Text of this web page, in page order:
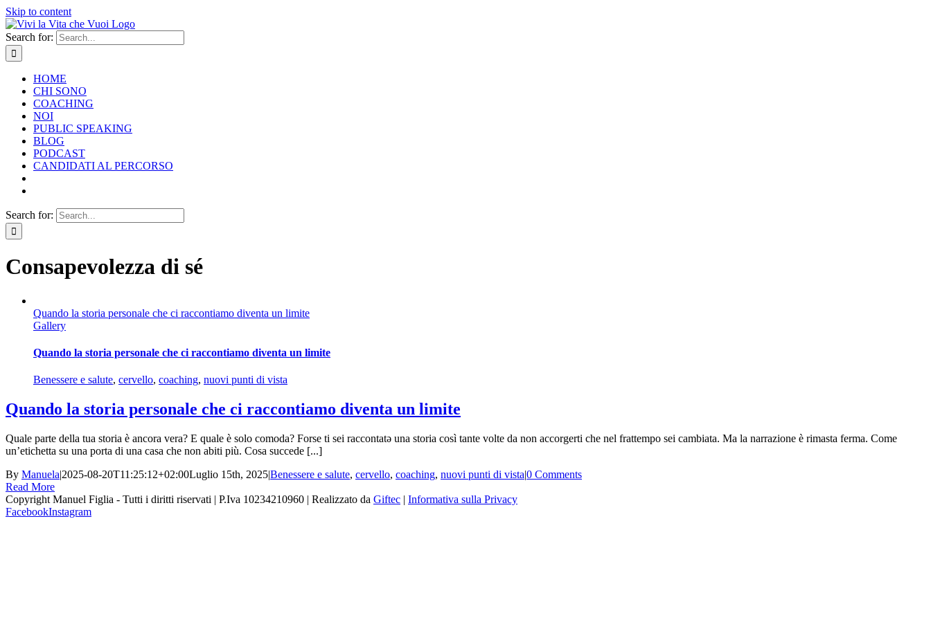
Skip to content
Search for:
HOME
CHI SONO
COACHING
NOI
PUBLIC SPEAKING
BLOG
PODCAST
CANDIDATI AL PERCORSO
Search for:
Consapevolezza di sé
Quando la storia personale che ci raccontiamo diventa un limite
Gallery
Quando la storia personale che ci raccontiamo diventa un limite
Benessere e salute, cervello, coaching, nuovi punti di vista
Quando la storia personale che ci raccontiamo diventa un limite
Quale parte della tua storia è ancora vera? E quale è solo comoda? Forse ti sei raccontatə una storia così tante volte da non accorgerti che nel frattempo sei cambiata. Ma la narrazione è rimasta ferma. Come
un’etichetta su una porta di una casa che non abiti più. Cosa succede [...]
By Manuela|2025-08-20T11:25:12+02:00Luglio 15th, 2025|Benessere e salute, cervello, coaching, nuovi punti di vista|0 Comments
Read More
Copyright Manuel Figlia - Tutti i diritti riservati | P.Iva 10234210960 | Realizzato da Giftec | Informativa sulla Privacy
FacebookInstagram